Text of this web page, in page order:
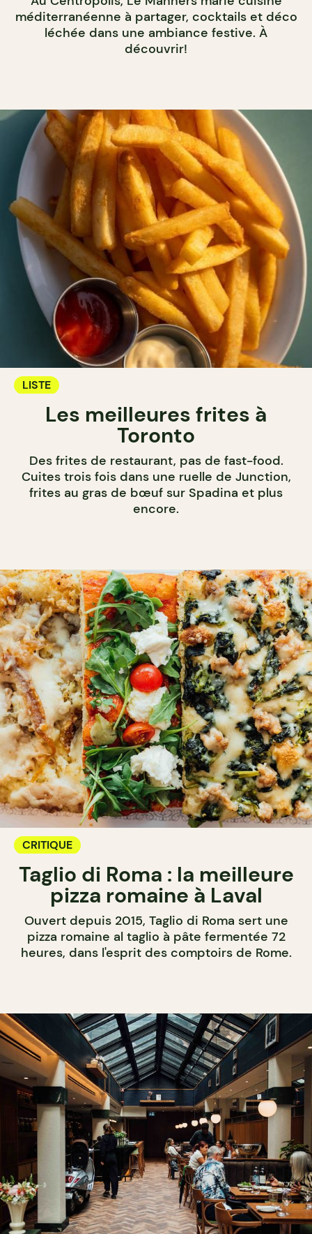
méditerranéenne à partager, cocktails et déco
léchée dans une ambiance festive. À
découvrir!
LISTE
Les meilleures frites à
Toronto
Des frites de restaurant, pas de fast-food.
Cuites trois fois dans une ruelle de Junction,
frites au gras de bœuf sur Spadina et plus
encore.
CRITIQUE
Taglio di Roma : la meilleure
pizza romaine à Laval
Ouvert depuis 2015, Taglio di Roma sert une
pizza romaine al taglio à pâte fermentée 72
heures, dans l'esprit des comptoirs de Rome.